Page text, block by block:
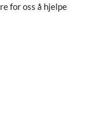
for oss å hjelpe